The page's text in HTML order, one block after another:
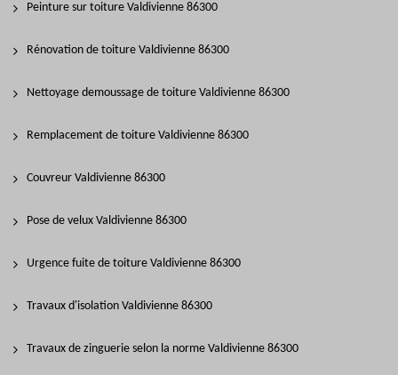
Peinture sur toiture Valdivienne 86300
Rénovation de toiture Valdivienne 86300
Nettoyage demoussage de toiture Valdivienne 86300
Remplacement de toiture Valdivienne 86300
Couvreur Valdivienne 86300
Pose de velux Valdivienne 86300
Urgence fuite de toiture Valdivienne 86300
Travaux d'isolation Valdivienne 86300
Travaux de zinguerie selon la norme Valdivienne 86300